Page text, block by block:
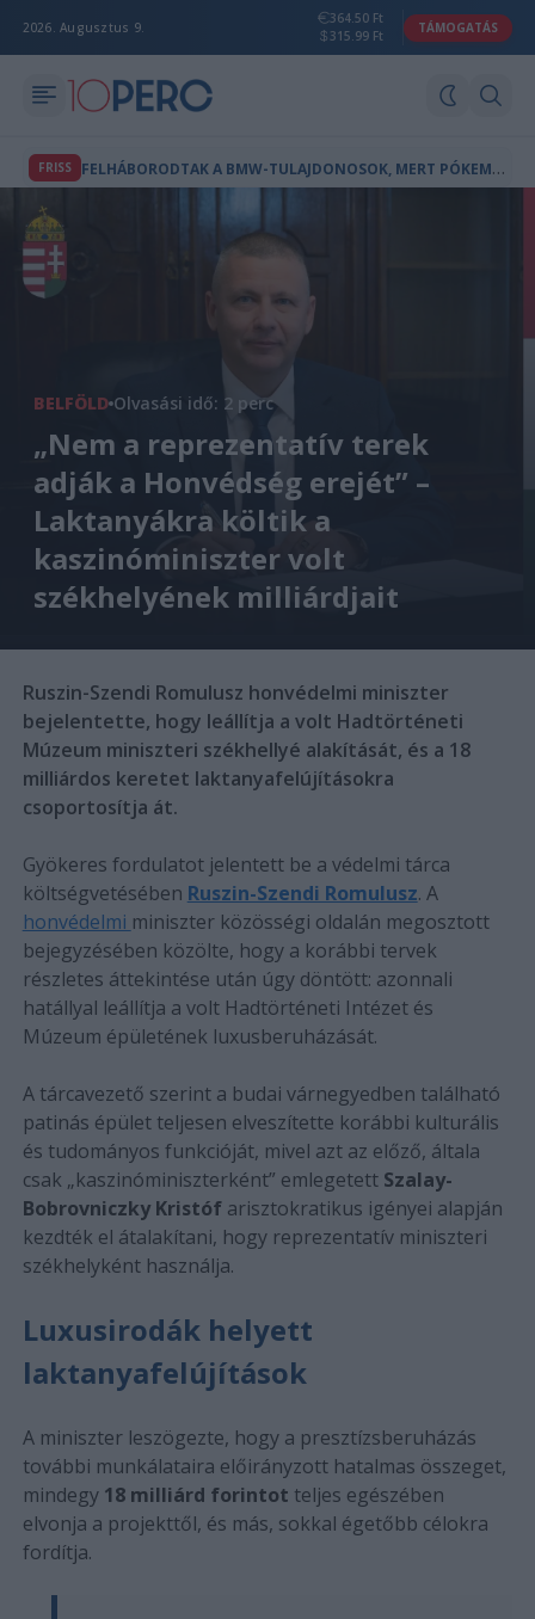
2026. Augusztus 9.
364.50 Ft
315.99 Ft
TÁMOGATÁS
FRISS F
ELHÁBORODTAK A BMW-TULAJDONOSOK, MERT PÓKEMBER-REKLÁM JELENT MEG AZ AUTÓIK FEDÉLZETI KÉPERNYŐJÉN
BELFÖLD Olvasási idő: 2 perc
„Nem a reprezentatív terek
adják a Honvédség erejét” –
Laktanyákra költik a
kaszinóminiszter volt
székhelyének milliárdjait
Ruszin-Szendi Romulusz honvédelmi miniszter
bejelentette, hogy leállítja a volt Hadtörténeti
Múzeum miniszteri székhellyé alakítását, és a 18
milliárdos keretet laktanyafelújításokra
csoportosítja át.
Gyökeres fordulatot jelentett be a védelmi tárca
költségvetésében Ruszin-Szendi Romulusz. A
honvédelmi miniszter közösségi oldalán megosztott
bejegyzésében közölte, hogy a korábbi tervek
részletes áttekintése után úgy döntött: azonnali
hatállyal leállítja a volt Hadtörténeti Intézet és
Múzeum épületének luxusberuházását.
A tárcavezető szerint a budai várnegyedben található
patinás épület teljesen elveszítette korábbi kulturális
és tudományos funkcióját, mivel azt az előző, általa
csak „kaszinóminiszterként” emlegetett Szalay-
Bobrovniczky Kristófarisztokratikus igényei alapján
kezdték el átalakítani, hogy reprezentatív miniszteri
székhelyként használja.
Luxusirodák helyett
laktanyafelújítások
A miniszter leszögezte, hogy a presztízsberuházás
további munkálataira előirányzott hatalmas összeget,
mindegy 18 milliárd forintot teljes egészében
elvonja a projekttől, és más, sokkal égetőbb célokra
fordítja.